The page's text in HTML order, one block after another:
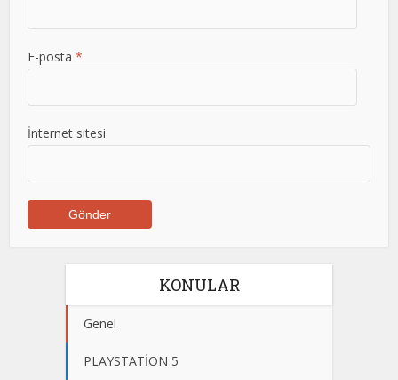
E-posta*
İnternet sitesi
KONULAR
Genel
PLAYSTATİON 5